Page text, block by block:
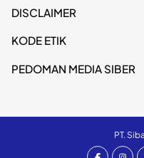
DISCLAIMER
KODE ETIK
PEDOMAN MEDIA SIBER
PT.